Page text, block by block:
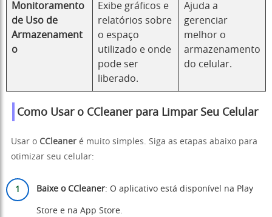
Monitoramento
de Uso de
Armazenament
o
Exibe gráficos e
relatórios sobre
o espaço
utilizado e onde
pode ser
liberado.
Ajuda a
gerenciar
melhor o
armazenamento
do celular.
Como Usar o CCleaner para Limpar Seu Celular
Usar o CCleaner é muito simples. Siga as etapas abaixo para
otimizar seu celular:
Baixe o CCleaner: O aplicativo está disponível na Play
Store e na App Store.